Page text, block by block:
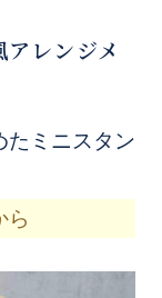
レンジメ
たミニスタン
ら